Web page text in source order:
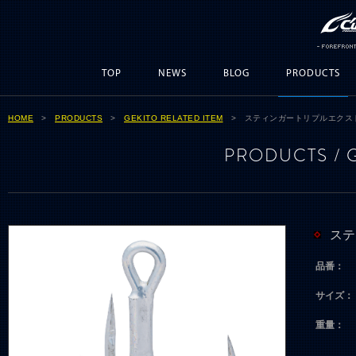
TOP NEWS BLOG PRODUCTS
HOME >PRODUCTS >GEKITO RELATED ITEM > スティンガートリプルエク
PRODUCTS /
ス
品番：
サイズ：
重量：